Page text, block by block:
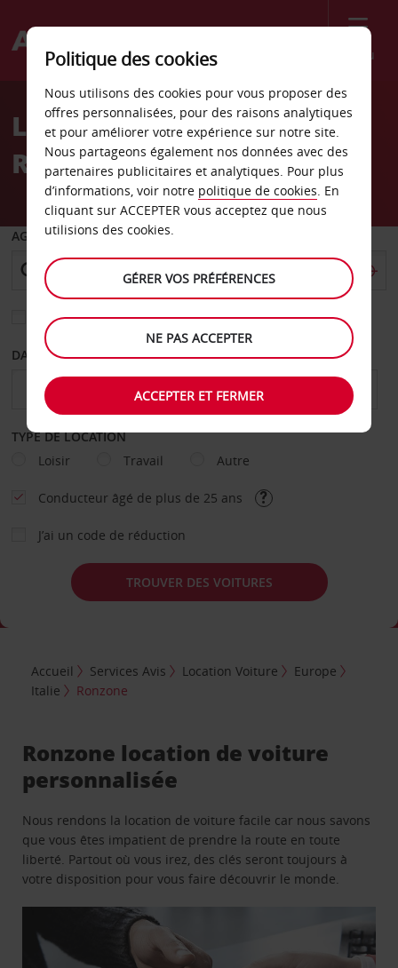
Menu
Welcome
AvisLocation de voiture
Ronzone
AGENCE DE DÉPART
Sélectionnez une autre agence de retour
DATE DE DÉPART DATE DE RETOUR
TYPE DE LOCATION
Loisir
Travail Autre
Conducteur âgé de plus de 25 ans
J’ai un code de réduction
TROUVER DES VOITURES
Accueil Services Avis Location Voiture
Europe
Italie
Ronzone
Ronzone location de voiture
personnalisée
Nous rendons la location de voiture facile car nous savons
que vous êtes impatient de prendre la route en toute
liberté. Partout où vous irez, des clés seront toujours à
votre disposition pour vous faire découvrir le monde.
Politique des cookies
Nous utilisons des cookies pour vous proposer des
offres personnalisées, pour des raisons analytiques
et pour améliorer votre expérience sur notre site.
Nous partageons également nos données avec des
partenaires publicitaires et analytiques. Pour plus
d’informations, voir notre politique de cookies. En
cliquant sur ACCEPTER vous acceptez que nous
utilisions des cookies.
GÉRER VOS PRÉFÉRENCES
NE PAS ACCEPTER
ACCEPTER ET FERMER